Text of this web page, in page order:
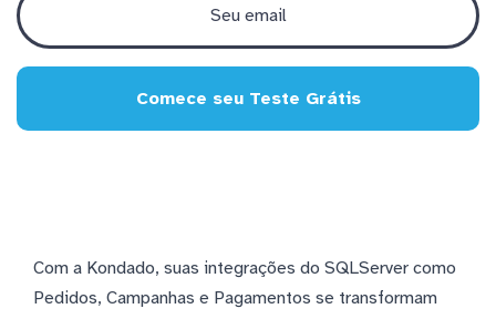
Comece seu Teste Grátis
Com a Kondado, suas integrações do SQLServer como
Pedidos, Campanhas e Pagamentos se transformam